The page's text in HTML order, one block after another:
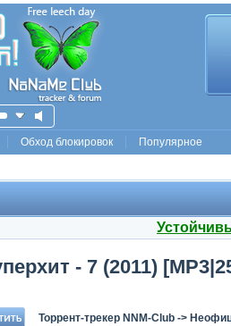
Обход блокировок Популярное
- 7 (2011)
Торрент-трекер NNM-Club->